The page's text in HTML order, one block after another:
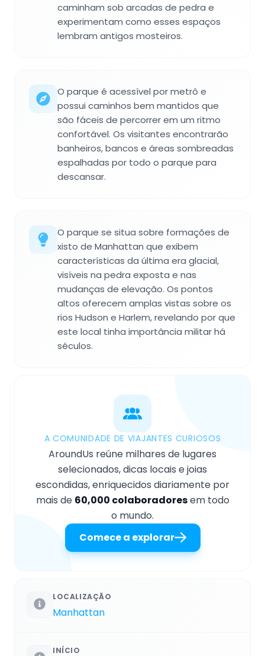
caminham sob arcadas de pedra e
experimentam como esses espaços
lembram antigos mosteiros.
O parque é acessível por metrô e
possui caminhos bem mantidos que
são fáceis de percorrer em um ritmo
confortável. Os visitantes encontrarão
banheiros, bancos e áreas sombreadas
espalhadas por todo o parque para
descansar.
O parque se situa sobre formações de
xisto de Manhattan que exibem
características da última era glacial,
visíveis na pedra exposta e nas
mudanças de elevação. Os pontos
altos oferecem amplas vistas sobre os
rios Hudson e Harlem, revelando por que
este local tinha importância militar há
séculos.
A COMUNIDADE DE VIAJANTES CURIOSOS
AroundUs reúne milhares de lugares
selecionados, dicas locais e joias
escondidas, enriquecidos diariamente por
mais de 60,000 colaboradoresem todo
o mundo.
Comece a explorar
LOCALIZAÇÃO
Manhattan
INÍCIO